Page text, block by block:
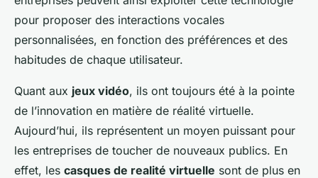
pour proposer des interactions vocales
personnalisées, en fonction des préférences et des
habitudes de chaque utilisateur.
Quant aux jeux vidéo, ils ont toujours été à la pointe
de l’innovation en matière de réalité virtuelle.
Aujourd’hui, ils représentent un moyen puissant pour
les entreprises de toucher de nouveaux publics. En
effet, les casques de realité virtuelle sont de plus en